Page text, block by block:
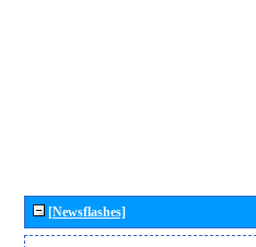
[Newsflashes]